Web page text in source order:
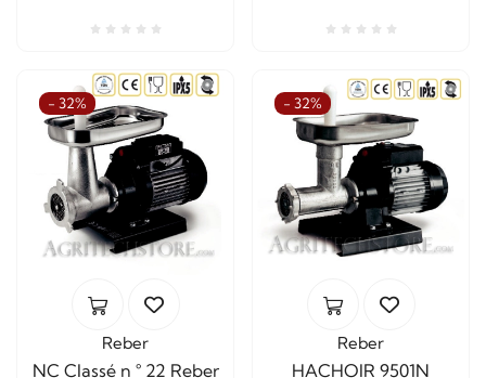
- 32%
Reber
NC Classé n ° 22 Reber
- 32%
Reber
HACHOIR 9501N